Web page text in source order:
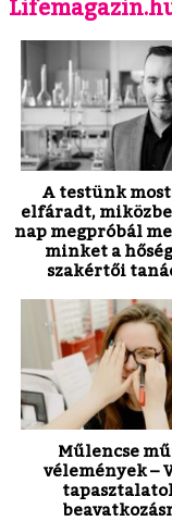
A testünk
elfáradt,
nap megpróbál
minket a
szakértői
Műlencse
vélemények –